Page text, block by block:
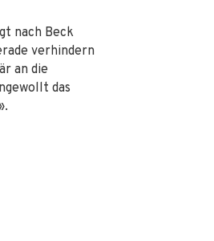
nach Beck
verhindern
an die
das